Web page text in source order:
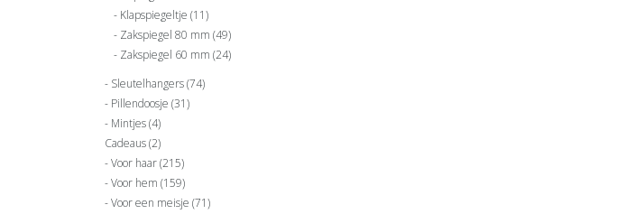
Klapspiegeltje (11)
Zakspiegel 80 mm (49)
Zakspiegel 60 mm (24)
Sleutelhangers(74)
Pillendoosje (31)
Mintjes(4)
Cadeaus(2)
Voor haar(215)
Voor hem (159)
Voor een meisje (71)